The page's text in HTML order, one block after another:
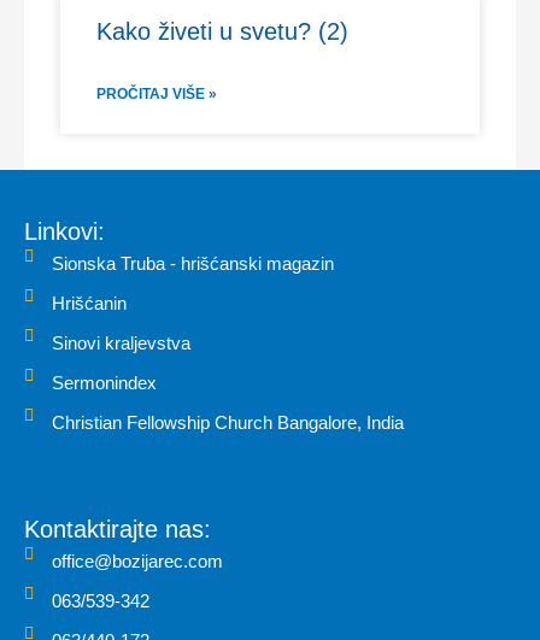
Kako živeti u svetu? (2)
PROČITAJ VIŠE »
Linkovi:
Sionska Truba - hrišćanski magazin
Hrišćanin
Sinovi kraljevstva
Sermonindex
Christian Fellowship Church Bangalore, India
Kontaktirajte nas:
office@bozijarec.com
063/539-342